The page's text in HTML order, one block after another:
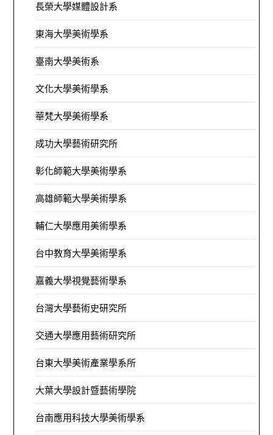
長榮大學媒體設計系
東海大學美術學系
臺南大學美術系
文化大學美術學系
華梵大學美術學系
成功大學藝術研究所
彰化師範大學美術學系
高雄師範大學美術學系
輔仁大學應用美術學系
台中教育大學美術學系
嘉義大學視覺藝術學系
台灣大學藝術史研究所
交通大學應用藝術研究所
台東大學美術產業學系所
大葉大學設計暨藝術學院
台南應用科技大學美術學系